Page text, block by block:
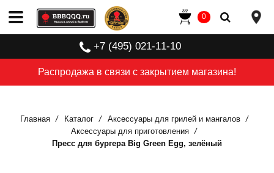
Распродажа в связи с закрытием магазина!
+7 (495) 021-11-10
0
Главная Каталог
Аксессуары для грилей и мангалов
Аксессуары для приготовления
Пресс для бургера Big Green Egg, зелёный